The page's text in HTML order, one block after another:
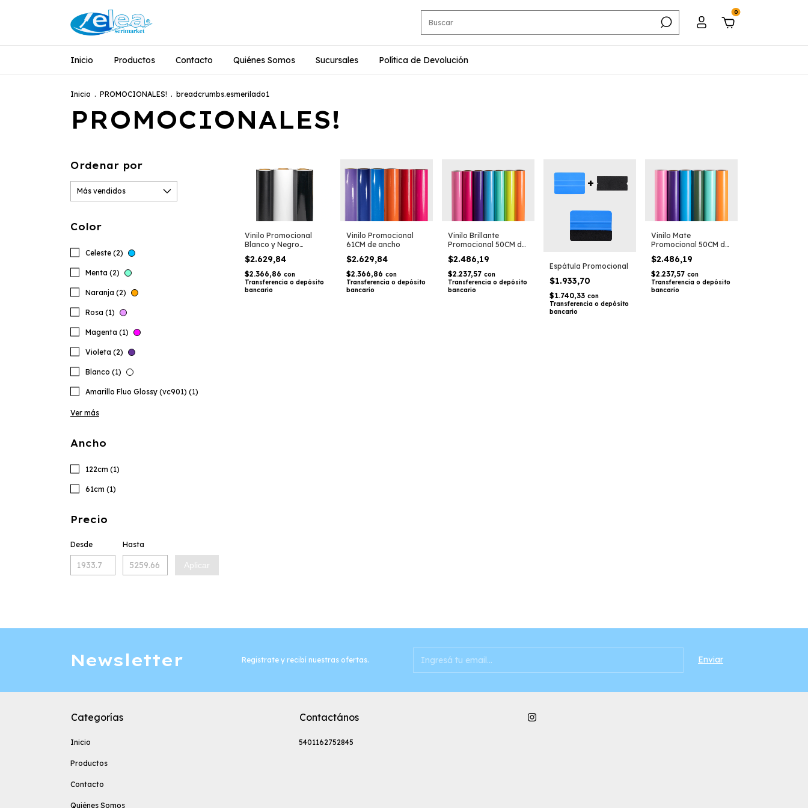
0
Inicio Productos Contacto Quiénes Somos Sucursales Política de Devolución
Inicio . PROMOCIONALES! . breadcrumbs.esmerilado1
PROMOCIONALES!
Ordenar por
Color
Celeste (2)
Menta (2)
Naranja (2)
Rosa (1)
Magenta (1)
Violeta (2)
Blanco (1)
Amarillo Fluo Glossy (vc901) (1)
Ver más
Ancho
122cm (1)
61cm (1)
Precio
Desde Hasta
Aplicar
Vinilo Promocional
Blanco y Negro
$2.629,84
$2.366,86 con
Transferencia o depósito
bancario
Vinilo Promocional
61CM de ancho
$2.629,84
$2.366,86 con
Transferencia o depósito
bancario
Vinilo Brillante
Promocional 50CM de
$2.486,19
$2.237,57 con
Transferencia o depósito
bancario
Espátula Promocional
$1.933,70
$1.740,33 con
Transferencia o depósito
bancario
Vinilo Mate
Promocional 50CM de
$2.486,19
$2.237,57 con
Transferencia o depósito
bancario
Newsletter Registrate y recibí nuestras ofertas.
Categorías
Inicio
Productos
Contacto
Quiénes Somos
Contactános
5401162752845